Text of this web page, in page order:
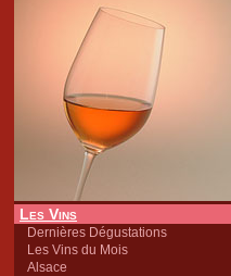
Les Vins
Dernières Dégustations
Les Vins du Mois
Alsace